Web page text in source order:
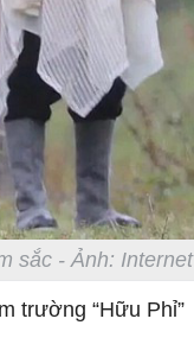
sắc - Ảnh: Internet
trường “Hữu Phỉ”